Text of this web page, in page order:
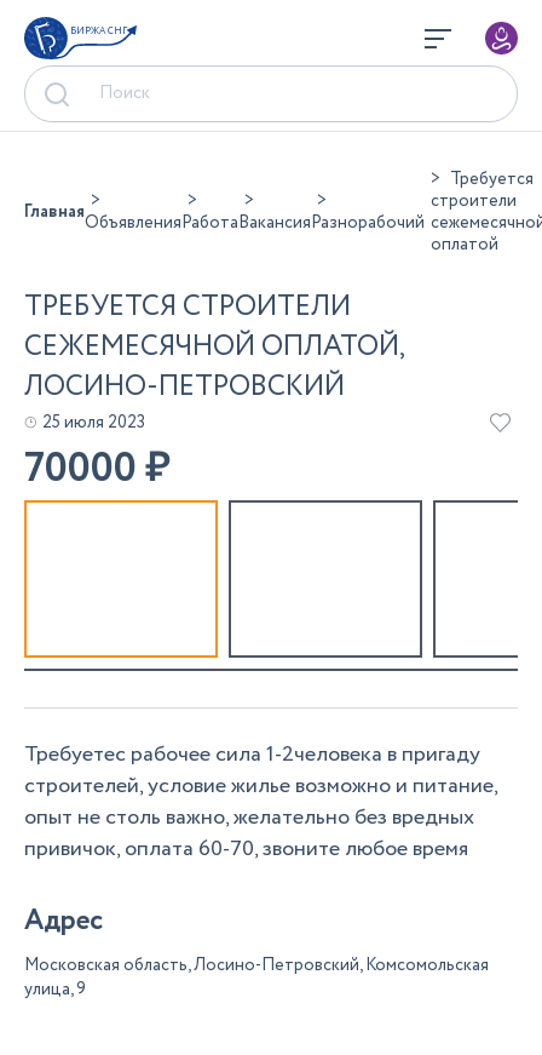
БИРЖА СНГ
ГлавнаяОбъявленияРаботаВакансияРазнорабочий
Требуется
строители
оплатой
ТРЕБУЕТСЯ СТРОИТЕЛИ
СЕЖЕМЕСЯЧНОЙ ОПЛАТОЙ,
ЛОСИНО-ПЕТРОВСКИЙ
25 июля 2023
70000₽
Требуетес рабочее сила 1-2человека в пригаду
строителей, условие жилье возможно и питание,
опыт не столь важно, желательно без вредных
привичок, оплата 60-70, звоните любое время
Адрес
Московская область, Лосино-Петровский, Комсомольская
улица, 9